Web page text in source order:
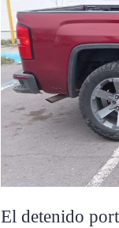
El detenido